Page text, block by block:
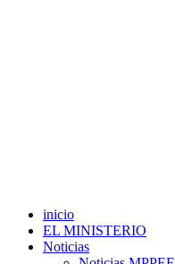
inicio
EL MINISTERIO
Noticias